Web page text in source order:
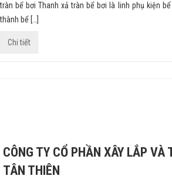
tràn bể bơi Thanh xả tràn bể bơi là linh phụ kiện
thành bể […]
Chi tiết
CÔNG TY CỔ PHẦN XÂY LẮP VÀ
TÂN THIÊN